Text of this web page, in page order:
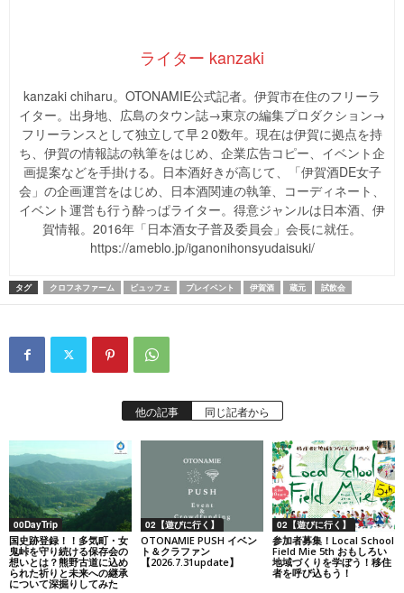
ライター kanzaki
kanzaki chiharu。OTONAMIE公式記者。伊賀市在住のフリーラ
イター。出身地、広島のタウン誌→東京の編集プロダクション→
フリーランスとして独立して早２0数年。現在は伊賀に拠点を持
ち、伊賀の情報誌の執筆をはじめ、企業広告コピー、イベント企
画提案などを手掛ける。日本酒好きが高じて、「伊賀酒DE女子
会」の企画運営をはじめ、日本酒関連の執筆、コーディネート、
イベント運営も行う酔っぱライター。得意ジャンルは日本酒、伊
賀情報。2016年「日本酒女子普及委員会」会長に就任。
https://ameblo.jp/iganonihonsyudaisuki/
タグ クロフネファーム ビュッフェ プレイベント 伊賀酒 蔵元 試飲会
他の記事 同じ記者から
00DayTrip
国史跡登録！！多気町・女
鬼峠を守り続ける保存会の
想いとは？熊野古道に込め
られた祈りと未来への継承
について深掘りしてみた
02【遊びに行く】
OTONAMIE PUSH イベン
ト＆クラファン
【2026.7.31update】
02【遊びに行く】
参加者募集！Local School
Field Mie 5th おもしろい
地域づくりを学ぼう！移住
者を呼び込もう！